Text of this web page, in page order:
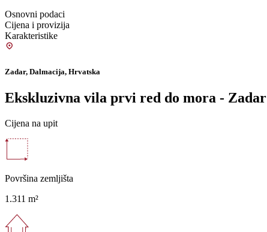
Osnovni podaci
Cijena i provizija
Karakteristike
Zadar, Dalmacija, Hrvatska
Ekskluzivna vila prvi red do mora - Zadar
Cijena na upit
Površina zemljišta
1.311 m²